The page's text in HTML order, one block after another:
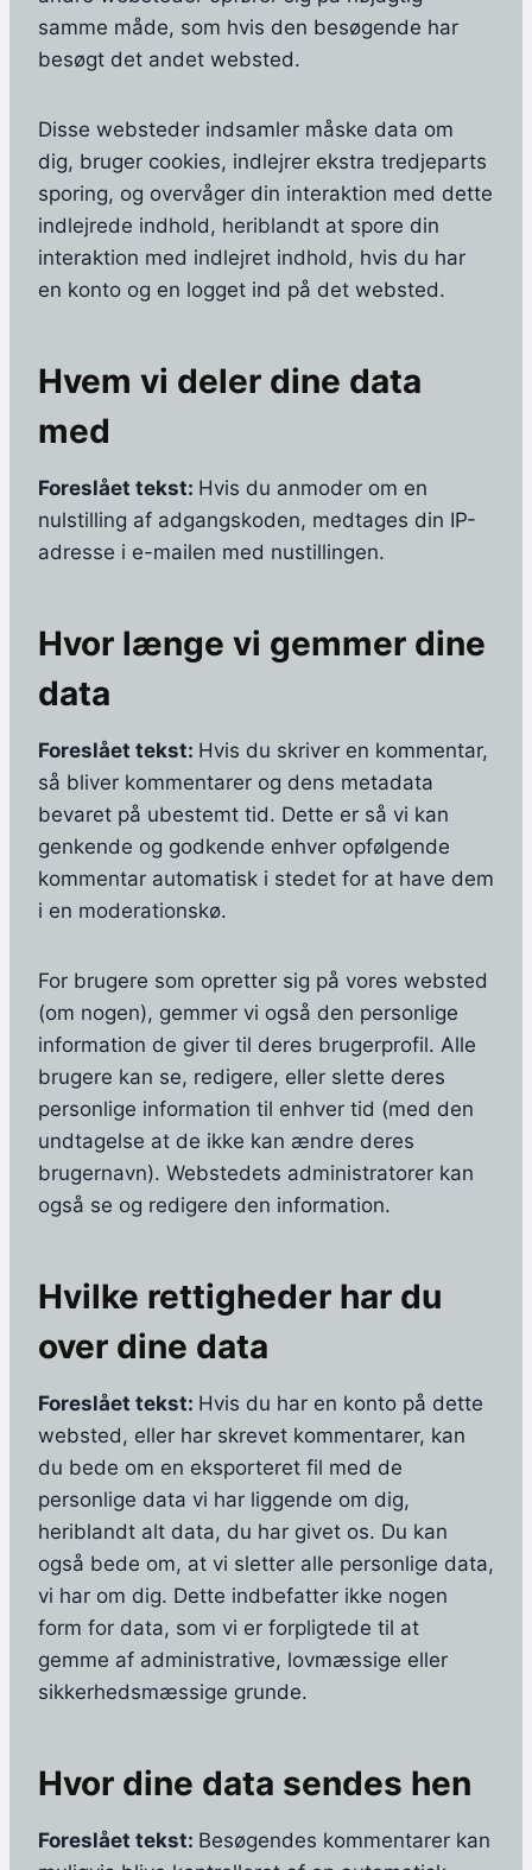
samme måde, som hvis den besøgende har
besøgt det andet websted.
Disse websteder indsamler måske data om
dig, bruger cookies, indlejrer ekstra tredjeparts
sporing, og overvåger din interaktion med dette
indlejrede indhold, heriblandt at spore din
interaktion med indlejret indhold, hvis du har
en konto og en logget ind på det websted.
Hvem vi deler dine data
med
Foreslået tekst: Hvis du anmoder om en
nulstilling af adgangskoden, medtages din IP-
adresse i e-mailen med nustillingen.
Hvor længe vi gemmer dine
data
Foreslået tekst: Hvis du skriver en kommentar,
så bliver kommentarer og dens metadata
bevaret på ubestemt tid. Dette er så vi kan
genkende og godkende enhver opfølgende
kommentar automatisk i stedet for at have dem
i en moderationskø.
For brugere som opretter sig på vores websted
(om nogen), gemmer vi også den personlige
information de giver til deres brugerprofil. Alle
brugere kan se, redigere, eller slette deres
personlige information til enhver tid (med den
undtagelse at de ikke kan ændre deres
brugernavn). Webstedets administratorer kan
også se og redigere den information.
Hvilke rettigheder har du
over dine data
Foreslået tekst: Hvis du har en konto på dette
websted, eller har skrevet kommentarer, kan
du bede om en eksporteret fil med de
personlige data vi har liggende om dig,
heriblandt alt data, du har givet os. Du kan
også bede om, at vi sletter alle personlige data,
vi har om dig. Dette indbefatter ikke nogen
form for data, som vi er forpligtede til at
gemme af administrative, lovmæssige eller
sikkerhedsmæssige grunde.
Hvor dine data sendes hen
Foreslået tekst: Besøgendes kommentarer kan